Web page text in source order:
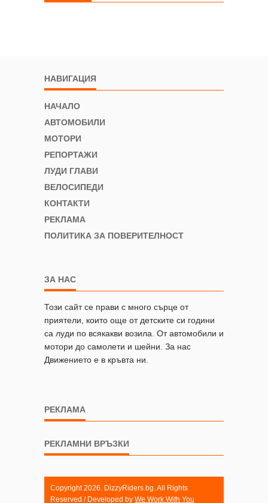
НАВИГАЦИЯ
НАЧАЛО
АВТОМОБИЛИ
МОТОРИ
РЕПОРТАЖИ
ЛУДИ ГЛАВИ
ВЕЛОСИПЕДИ
КОНТАКТИ
РЕКЛАМА
ПОЛИТИКА ЗА ПОВЕРИТЕЛНОСТ
ЗА НАС
Този сайт се прави с много сърце от
приятели, които още от детските си години
са луди по всякакви возила. От автомобили и
мотори до самолети и шейни. За нас
Движението е в кръвта ни.
РЕКЛАМА
РЕКЛАМНИ ВРЪЗКИ
Copyright 2026. DizzyRiders.bg. All Rights
Reserved / Developed by We Work With You